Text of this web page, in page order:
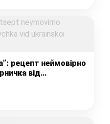
рецепт неймовірно
від